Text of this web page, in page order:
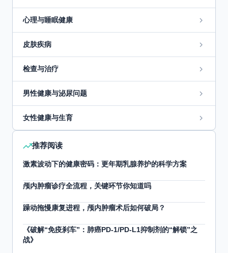
心理与睡眠健康
皮肤疾病
检查与治疗
男性健康与泌尿问题
女性健康与生育
推荐阅读
激素波动下的健康密码：更年期乳腺养护的科学方案
颅内肿瘤诊疗全流程，关键环节你知道吗
躁动拖慢康复进程，颅内肿瘤术后如何破局？
《破解“免疫刹车”：肺癌PD-1/PD-L1抑制剂的“解锁”之
战》